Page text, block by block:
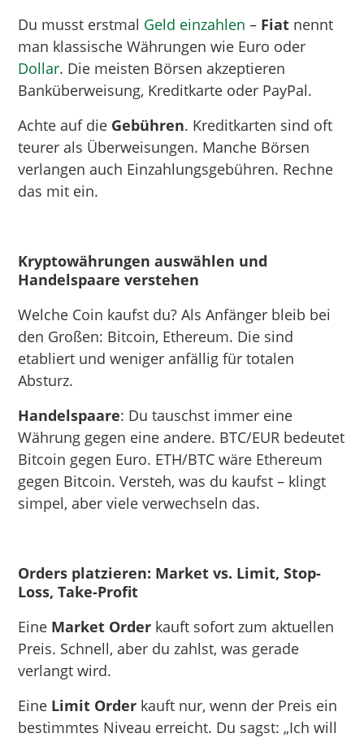
Du musst erstmal Geld einzahlen – Fiat nennt
man klassische Währungen wie Euro oder
Dollar. Die meisten Börsen akzeptieren
Banküberweisung, Kreditkarte oder PayPal.
Achte auf die Gebühren. Kreditkarten sind oft
teurer als Überweisungen. Manche Börsen
verlangen auch Einzahlungsgebühren. Rechne
das mit ein.
Kryptowährungen auswählen und
Handelspaare verstehen
Welche Coin kaufst du? Als Anfänger bleib bei
den Großen: Bitcoin, Ethereum. Die sind
etabliert und weniger anfällig für totalen
Absturz.
Handelspaare: Du tauschst immer eine
Währung gegen eine andere. BTC/EUR bedeutet
Bitcoin gegen Euro. ETH/BTC wäre Ethereum
gegen Bitcoin. Versteh, was du kaufst – klingt
simpel, aber viele verwechseln das.
Orders platzieren: Market vs. Limit, Stop-
Loss, Take-Profit
Eine Market Order kauft sofort zum aktuellen
Preis. Schnell, aber du zahlst, was gerade
verlangt wird.
Eine Limit Order kauft nur, wenn der Preis ein
bestimmtes Niveau erreicht. Du sagst: „Ich will